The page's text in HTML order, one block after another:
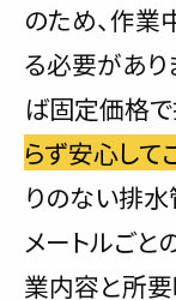
のため、作
る必要があ
ば固定価格で
らず安心して
りのない排
メートルごと
業内容と所